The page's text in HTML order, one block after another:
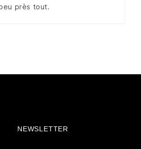
près tout.
NEWSLETTER